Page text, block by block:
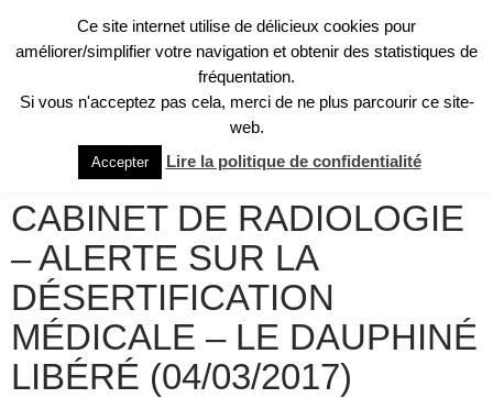
Collectif pour l'Hôpital de Moûtiers
DÉMANTÈLEMENT DU
CABINET DE RADIOLOGIE
– ALERTE SUR LA
DÉSERTIFICATION
MÉDICALE – LE DAUPHINÉ
LIBÉRÉ (04/03/2017)
Ce site internet utilise de délicieux cookies pour
améliorer/simplifier votre navigation et obtenir des statistiques de
fréquentation.
Si vous n'acceptez pas cela, merci de ne plus parcourir ce site-
web.
Accepter Lire la politique de confidentialité